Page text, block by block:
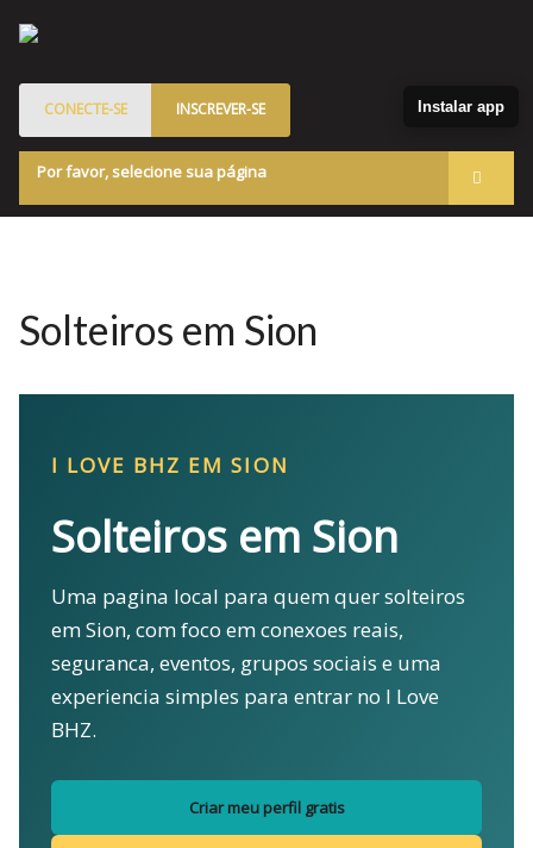
CONECTE-SE INSCREVER-SE
Por favor, selecione sua página
Programa de Patrocinados
Marketplace
Solteiros em Sion
I LOVE BHZ EM SION
Solteiros em Sion
Uma pagina local para quem quer solteiros
em Sion, com foco em conexoes reais,
seguranca, eventos, grupos sociais e uma
experiencia simples para entrar no I Love
BHZ.
Criar meu perfil gratis
Instalar app